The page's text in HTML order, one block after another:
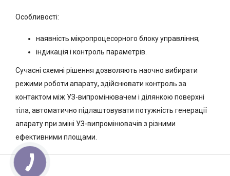
Особливості:
наявність мікропроцесорного блоку управління;
індикація і контроль параметрів.
Сучасні схемні рішення дозволяють наочно вибирати
режими роботи апарату, здійснювати контроль за
контактом між УЗ-випромінювачем і ділянкою поверхні
тіла, автоматично підлаштовувати потужність генерації
апарату при зміні УЗ-випромінювачів з різними
ефективними площами.